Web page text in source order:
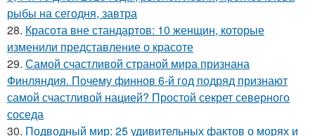
рыбы на сегодня, завтра
28. Красота вне стандартов: 10 женщин, которые
изменили представление о красоте
29. Самой счастливой страной мира признана
Финляндия. Почему финнов 6-й год подряд признают
самой счастливой нацией? Простой секрет северного
соседа
30. Подводный мир: 25 удивительных фактов о морях и